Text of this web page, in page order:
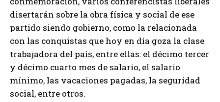
disertarán sobre la obra física y social de ese
partido siendo gobierno, como la relacionada
con las conquistas que hoy en día goza la clase
trabajadora del país, entre ellas: el décimo tercer
y décimo cuarto mes de salario, el salario
mínimo, las vacaciones pagadas, la seguridad
social, entre otros.